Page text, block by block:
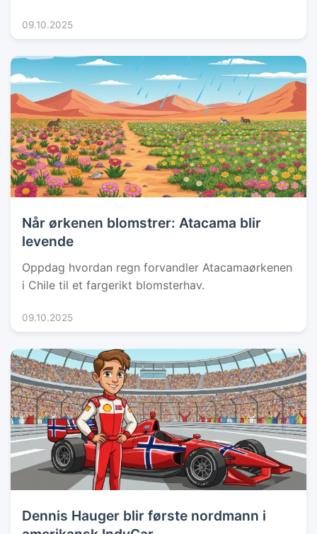
09.10.2025
Når ørkenen blomstrer: Atacama blir
levende
Oppdag hvordan regn forvandler Atacamaørkenen
i Chile til et fargerikt blomsterhav.
09.10.2025
Dennis Hauger blir første nordmann i